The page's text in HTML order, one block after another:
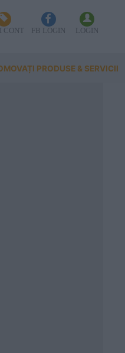
CONT FB LOGIN LOGIN
PRODUSE & SERVICII